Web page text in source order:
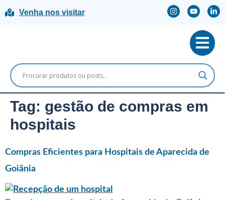
Venha nos visitar
Tag: gestão de compras em
hospitais
Compras Eficientes para Hospitais de Aparecida de
Goiânia